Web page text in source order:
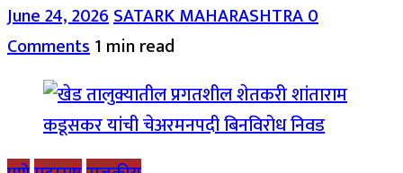
June 24, 2026SATARK MAHARASHTRA0
Comments1 min read